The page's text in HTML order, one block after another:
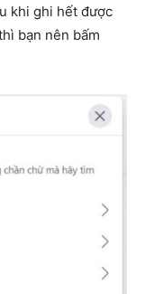
khi ghi hết được
bạn nên bấm